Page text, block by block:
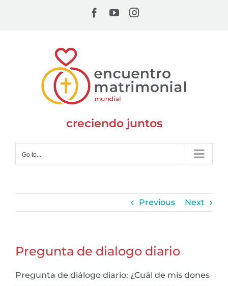
Facebook
YouTubeInstagram
creciendo juntos
Go to...
Previous Next
Pregunta de dialogo diario
Pregunta de diálogo diario: ¿Cuál de mis dones